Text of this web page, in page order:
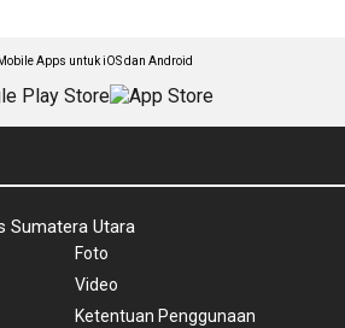
Apps untuk iOS dan Android
Sumatera Utara
Foto
Video
Ketentuan Penggunaan